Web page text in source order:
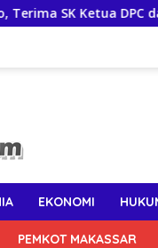
dari Sufmi Dasco
EKONOMI
PEMKOT MAKASSAR